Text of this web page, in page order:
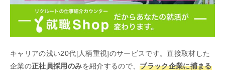
キャリアの浅い20代[人柄重視]のサービスです。直接取材した
企業の正社員採用のみを紹介するので、ブラック企業に捕まる